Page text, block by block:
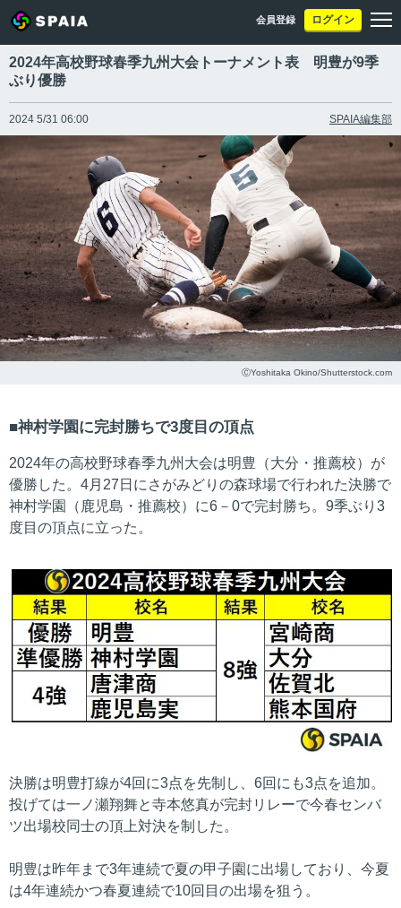
会員登録 ログイン
2024年高校野球春季九州大会トーナメント表 明豊が9季
ぶり優勝
2024 5/31 06:00 SPAIA編集部
ⒸYoshitaka Okino/Shutterstock.com
神村学園に完封勝ちで3度目の頂点
2024年の高校野球春季九州大会は明豊（大分・推薦校）が
優勝した。4月27日にさがみどりの森球場で行われた決勝で
神村学園（鹿児島・推薦校）に6－0で完封勝ち。9季ぶり3
度目の頂点に立った。
決勝は明豊打線が4回に3点を先制し、6回にも3点を追加。
投げては一ノ瀬翔舞と寺本悠真が完封リレーで今春センバ
ツ出場校同士の頂上対決を制した。
明豊は昨年まで3年連続で夏の甲子園に出場しており、今夏
は4年連続かつ春夏連続で10回目の出場を狙う。